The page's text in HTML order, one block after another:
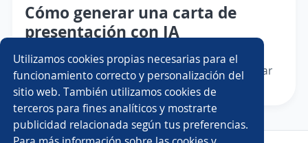
Utilizamos cookies propias necesarias para el
funcionamiento correcto y personalización del
sitio web. También utilizamos cookies de
terceros para fines analíticos y mostrarte
publicidad relacionada según tus preferencias.
Cómo generar una carta de
presentación con IA
Generar una carta de presentación con IA te
ahorrará tiempo y esfuerzo, y te permitirá ajustar
tus habilidades a las vacantes.